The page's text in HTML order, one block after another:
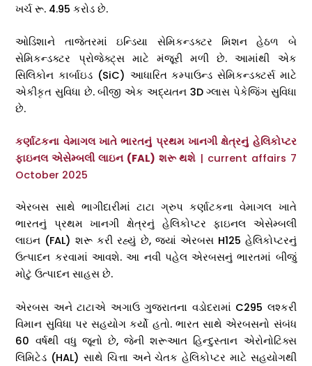
ખર્ચ રૂ. 4.95 કરોડ છે.
ઓડિશાને તાજેતરમાં ઇન્ડિયા સેમિકન્ડક્ટર મિશન હેઠળ બે
સેમિકન્ડક્ટર પ્રોજેક્ટ્સ માટે મંજૂરી મળી છે. આમાંથી એક
સિલિકોન કાર્બાઇડ (SiC) આધારિત કમ્પાઉન્ડ સેમિકન્ડક્ટર્સ માટે
એકીકૃત સુવિધા છે. બીજી એક અદ્યતન 3D ગ્લાસ પેકેજિંગ સુવિધા
છે.
કર્ણાટકના વેમાગલ ખાતે ભારતનું પ્રથમ ખાનગી ક્ષેત્રનું હેલિકોપ્ટર
ફાઇનલ એસેમ્બલી લાઇન (FAL) શરૂ થશે | current affairs 7
October 2025
એરબસ સાથે ભાગીદારીમાં ટાટા ગ્રુપ કર્ણાટકના વેમાગલ ખાતે
ભારતનું પ્રથમ ખાનગી ક્ષેત્રનું હેલિકોપ્ટર ફાઇનલ એસેમ્બલી
લાઇન (FAL) શરૂ કરી રહ્યું છે, જ્યાં એરબસ H125 હેલિકોપ્ટરનું
ઉત્પાદન કરવામાં આવશે. આ નવી પહેલ એરબસનું ભારતમાં બીજું
મોટું ઉત્પાદન સાહસ છે.
એરબસ અને ટાટાએ અગાઉ ગુજરાતના વડોદરામાં C295 લશ્કરી
વિમાન સુવિધા પર સહયોગ કર્યો હતો. ભારત સાથે એરબસનો સંબંધ
60 વર્ષથી વધુ જૂનો છે, જેની શરૂઆત હિન્દુસ્તાન એરોનોટિક્સ
લિમિટેડ (HAL) સાથે ચિત્તા અને ચેતક હેલિકોપ્ટર માટે સહયોગથી